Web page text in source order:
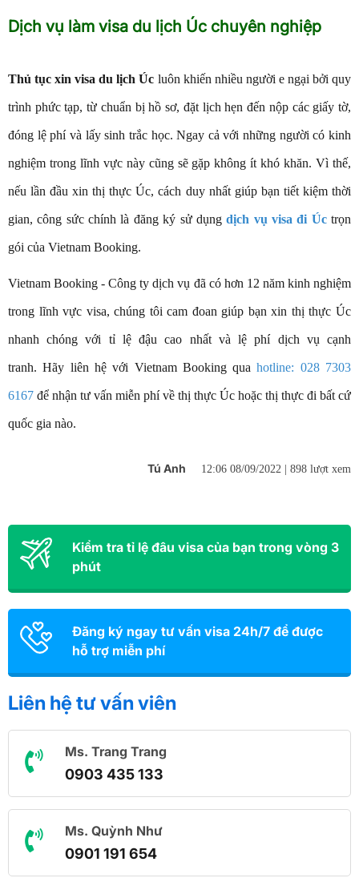
Dịch vụ làm visa du lịch Úc chuyên nghiệp
Thủ tục xin visa du lịch Úc luôn khiến nhiều người e ngại bởi quy
trình phức tạp, từ chuẩn bị hồ sơ, đặt lịch hẹn đến nộp các giấy tờ,
đóng lệ phí và lấy sinh trắc học. Ngay cả với những người có kinh
nghiệm trong lĩnh vực này cũng sẽ gặp không ít khó khăn. Vì thế,
nếu lần đầu xin thị thực Úc, cách duy nhất giúp bạn tiết kiệm thời
gian, công sức chính là đăng ký sử dụngdịch vụ visa đi Úctrọn
gói của Vietnam Booking.
Vietnam Booking - Công ty dịch vụ đã có hơn 12 năm kinh nghiệm
trong lĩnh vực visa, chúng tôi cam đoan giúp bạn xin thị thực Úc
nhanh chóng với tỉ lệ đậu cao nhất và lệ phí dịch vụ cạnh
tranh. Hãy liên hệ với Vietnam Booking quahotline: 028 7303
6167 để nhận tư vấn miễn phí về thị thực Úc hoặc thị thực đi bất cứ
quốc gia nào.
Tú Anh 12:06 08/09/2022 | 898 lượt xem
Kiểm tra tỉ lệ đâu visa của bạn trong vòng 3
phút
Đăng ký ngay tư vấn visa 24h/7 để được
hỗ trợ miễn phí
Liên hệ tư vấn viên
Ms. Trang Trang
0903 435 133
Ms. Quỳnh Như
0901 191 654